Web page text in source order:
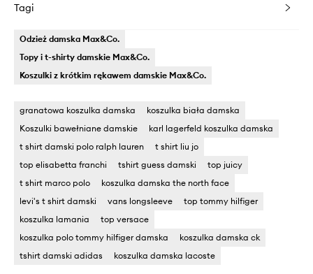
Tagi
Odzież damska Max&Co.
Topy i t-shirty damskie Max&Co.
Koszulki z krótkim rękawem damskie Max&Co.
granatowa koszulka damska
koszulka biała damska
Koszulki bawełniane damskie
karl lagerfeld koszulka damska
t shirt damski polo ralph lauren
t shirt liu jo
top elisabetta franchi
tshirt guess damski
top juicy
t shirt marco polo
koszulka damska the north face
levi's t shirt damski
vans longsleeve
top tommy hilfiger
koszulka lamania
top versace
koszulka polo tommy hilfiger damska
koszulka damska ck
tshirt damski adidas
koszulka damska lacoste